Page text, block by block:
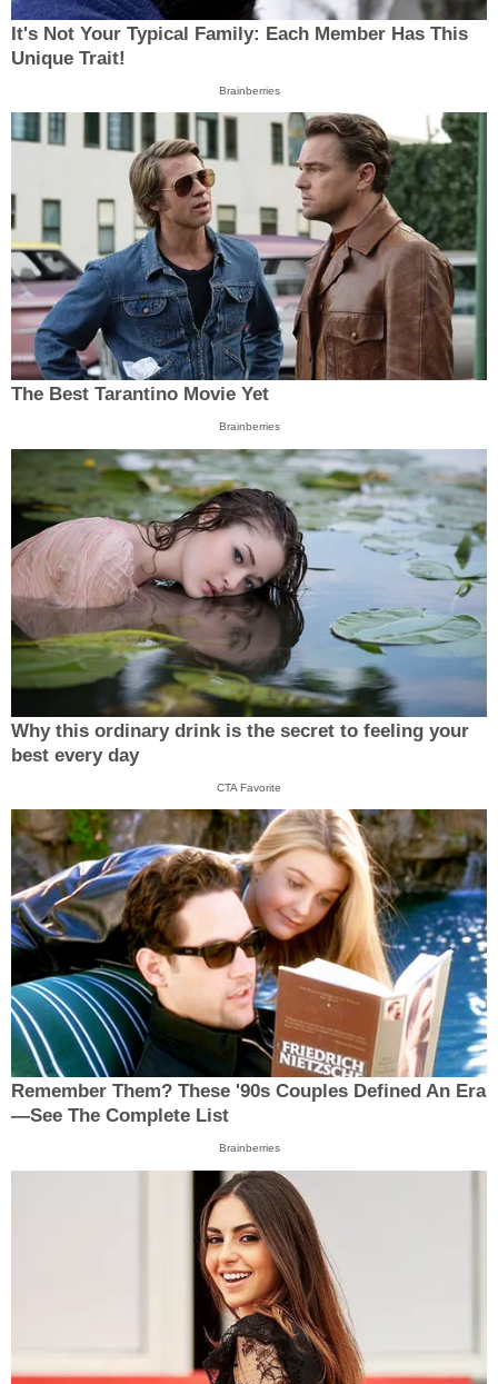
It's Not Your Typical Family: Each Member Has This
Unique Trait!
Brainberries
The Best Tarantino Movie Yet
Brainberries
Why this ordinary drink is the secret to feeling your
best every day
CTA Favorite
Remember Them? These '90s Couples Defined An Era
—See The Complete List
Brainberries